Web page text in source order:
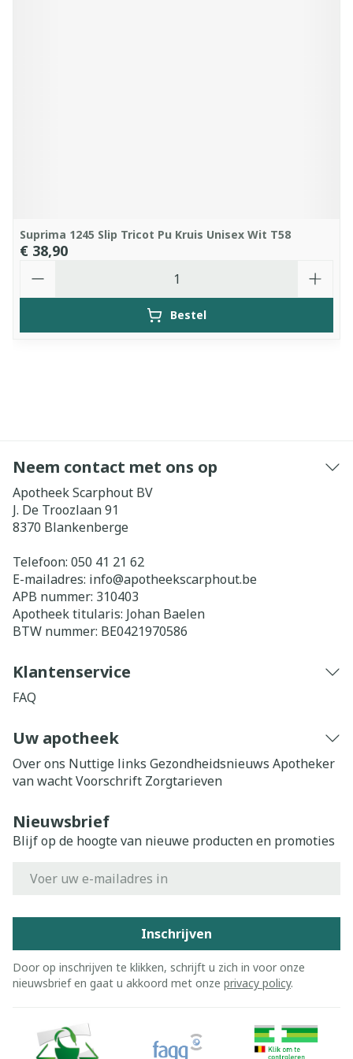
Suprima 1245 Slip Tricot Pu Kruis Unisex Wit T58
€ 38,90
Bestel
Neem contact met ons op
Apotheek Scarphout BV
J. De Troozlaan 91
8370 Blankenberge
Telefoon: 050 41 21 62
E-mailadres: info@apotheekscarphout.be
APB nummer: 310403
Apotheek titularis: Johan Baelen
BTW nummer: BE0421970586
Klantenservice
FAQ
Uw apotheek
Over ons Nuttige links Gezondheidsnieuws Apotheker
van wachtVoorschrift Zorgtarieven
Nieuwsbrief
Blijf op de hoogte van nieuwe producten en promoties
Inschrijven
Door op inschrijven te klikken, schrijft u zich in voor onze
nieuwsbrief en gaat u akkoord met onze privacy policy.